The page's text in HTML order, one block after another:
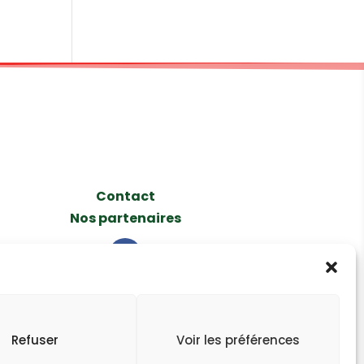
Refuser Voir les préférences
Contact
Nos partenaires